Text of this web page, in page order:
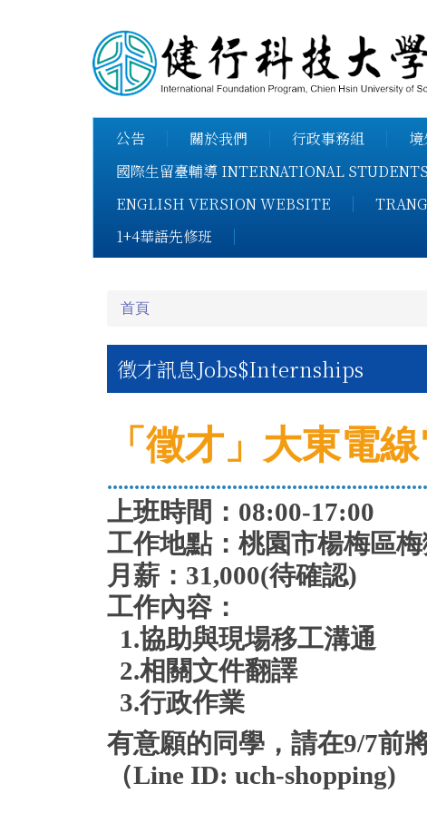
公告 關於我們 行政事務組
國際生留臺輔導 INTERNATIONAL
ENGLISH VERSION WEBSITE
1+4華語先修班
首頁
徵才訊息Jobs$Internships
「徵才」大東電
上班時間：08:00-17:00
工作地點：桃園市楊梅區
月薪：31,000(待確認)
工作內容：
1.協助與現場移工溝通
2.相關文件翻譯
3.行政作業
有意願的同學，請在9/7前
（Line ID: uch-shopping)